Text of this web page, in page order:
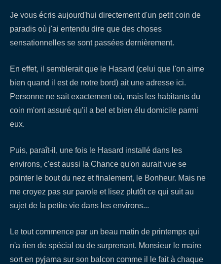
Je vous écris aujourd'hui directement d'un petit coin de
paradis où j'ai entendu dire que des choses
sensationnelles se sont passées dernièrement.
En effet, il semblerait que le Hasard (celui que l'on aime
bien quand il est de notre bord) ait une adresse ici.
Personne ne sait exactement où, mais les habitants du
coin m'ont assuré qu'il a bel et bien élu domicile parmi
eux.
Puis, paraît-il, une fois le Hasard installé dans les
environs, c'est aussi la Chance qu'on aurait vue se
pointer le bout du nez et finalement, le Bonheur. Mais ne
me croyez pas sur parole et lisez plutôt ce qui suit au
sujet de la petite vie dans les environs...
Le tout commence par un beau matin de printemps qui
n'a rien de spécial ou de surprenant. Monsieur le maire
sort en pyjama sur son balcon comme il le fait à chaque